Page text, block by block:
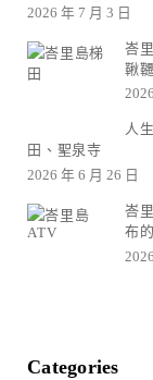
2026 年 7 月 3 日
峇
鞦
人
田、聖泉寺
2026 年 6 月 26 日
峇
布
Categories